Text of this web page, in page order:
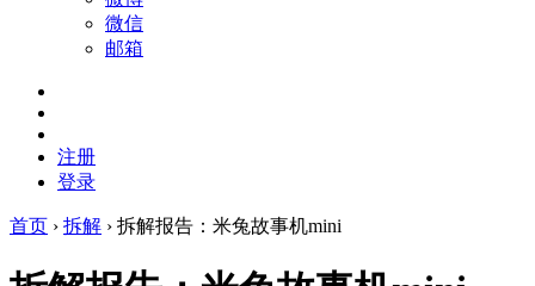
微信
邮箱
注册
登录
首页 › 拆解 › 拆解报告：米兔故事机mini